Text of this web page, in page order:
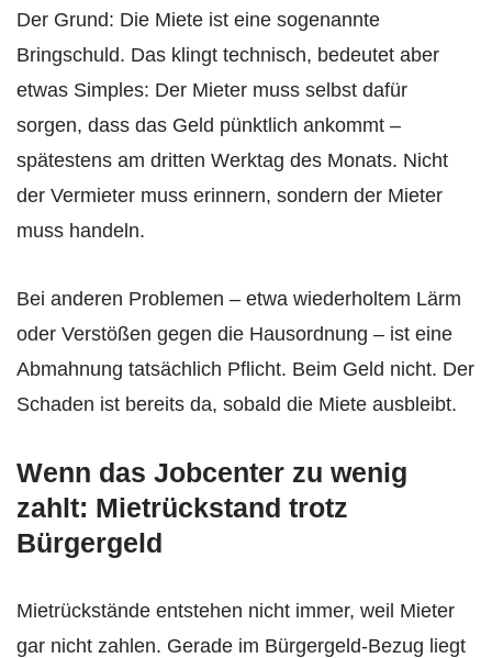
Der Grund: Die Miete ist eine sogenannte
Bringschuld. Das klingt technisch, bedeutet aber
etwas Simples: Der Mieter muss selbst dafür
sorgen, dass das Geld pünktlich ankommt –
spätestens am dritten Werktag des Monats. Nicht
der Vermieter muss erinnern, sondern der Mieter
muss handeln.
Bei anderen Problemen – etwa wiederholtem Lärm
oder Verstößen gegen die Hausordnung – ist eine
Abmahnung tatsächlich Pflicht. Beim Geld nicht. Der
Schaden ist bereits da, sobald die Miete ausbleibt.
Wenn das Jobcenter zu wenig
zahlt: Mietrückstand trotz
Bürgergeld
Mietrückstände entstehen nicht immer, weil Mieter
gar nicht zahlen. Gerade im Bürgergeld-Bezug liegt